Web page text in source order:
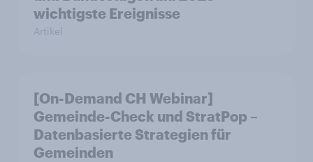
wichtigste Ereignisse
Artikel
[On-Demand CH Webinar]
Gemeinde-Check und StratPop –
Datenbasierte Strategien für
Gemeinden